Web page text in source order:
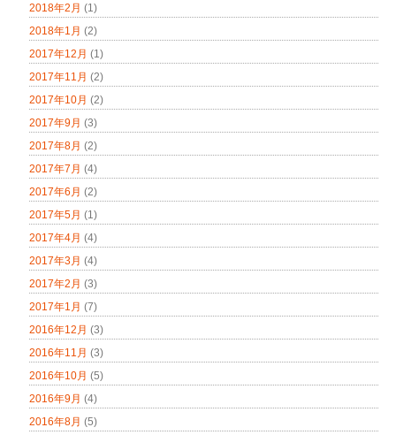
2018年2月 (1)
2018年1月 (2)
2017年12月 (1)
2017年11月 (2)
2017年10月 (2)
2017年9月 (3)
2017年8月 (2)
2017年7月 (4)
2017年6月 (2)
2017年5月 (1)
2017年4月 (4)
2017年3月 (4)
2017年2月 (3)
2017年1月 (7)
2016年12月 (3)
2016年11月 (3)
2016年10月 (5)
2016年9月 (4)
2016年8月 (5)